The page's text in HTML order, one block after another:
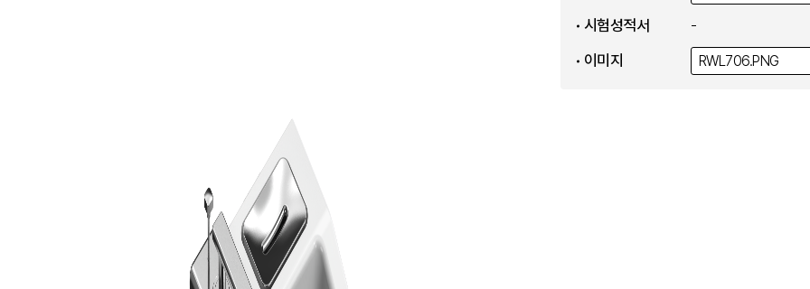
시험성적서
-
이미지
RWL706.PNG